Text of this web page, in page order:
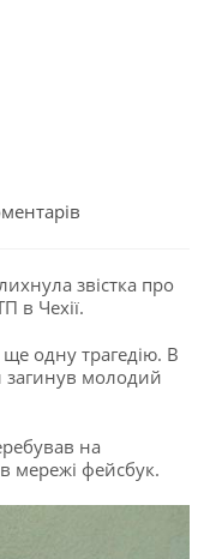
звістка про
в Чехії.
одну трагедію. В
загинув молодий
на
мережі фейсбук.